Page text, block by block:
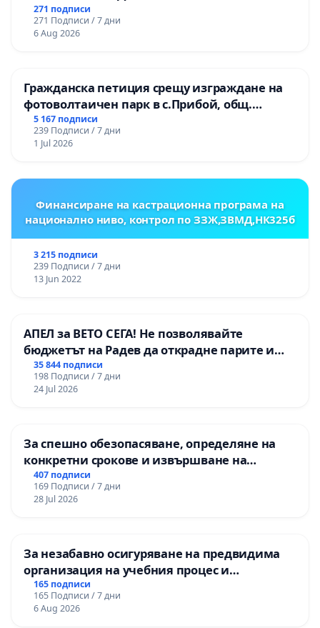
271 подписи
271 Подписи / 7 дни
6 Aug 2026
Гражданска петиция срещу изграждане на
фотоволтаичен парк в с.Прибой, общ.
Радомир
5 167 подписи
239 Подписи / 7 дни
1 Jul 2026
Финансиране на кастрационна програма на
национално ниво, контрол по ЗЗЖ,ЗВМД,НК325б
3 215 подписи
239 Подписи / 7 дни
13 Jun 2022
АПЕЛ за ВЕТО СЕГА! Не позволявайте
бюджетът на Радев да открадне парите и
правата ни в тъмното
35 844 подписи
198 Подписи / 7 дни
24 Jul 2026
За спешно обезопасяване, определяне на
конкретни срокове и извършване на
цялостна рехабилитация на
републиканския път между пътен възел АМ
„Тракия“ - гр. Ихтиман - с. Мирово - к.к.
407 подписи
169 Подписи / 7 дни
28 Jul 2026
За незабавно осигуряване на предвидима
организация на учебния процес и
гарантиране на правото на равнопоставено
и качествено образование на учениците от
ОУ „Княз Александър I“ и Хуманитарна
165 подписи
165 Подписи / 7 дни
6 Aug 2026